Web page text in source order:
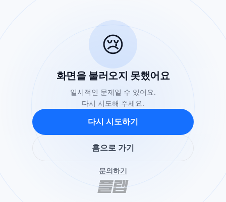
😢
화면을 불러오지 못했어요
일시적인 문제일 수 있어요.
다시 시도해 주세요.
다시 시도하기
홈으로 가기
문의하기